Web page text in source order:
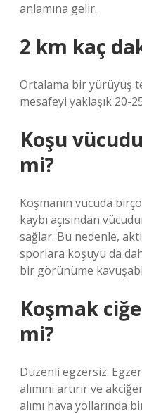
anlamına gelir.
2 km kaç
Ortalama bir yürüyüş
mesafeyi yaklaşık 20-
Koşu
mi?
Koşmanın vücuda
kaybı açısından
sağlar. Bu nedenle,
sporlara koşuyu da
bir görünüme
Koşmak
mi?
Düzenli egzersiz:
alımını artırır ve
alımı hava yollarında